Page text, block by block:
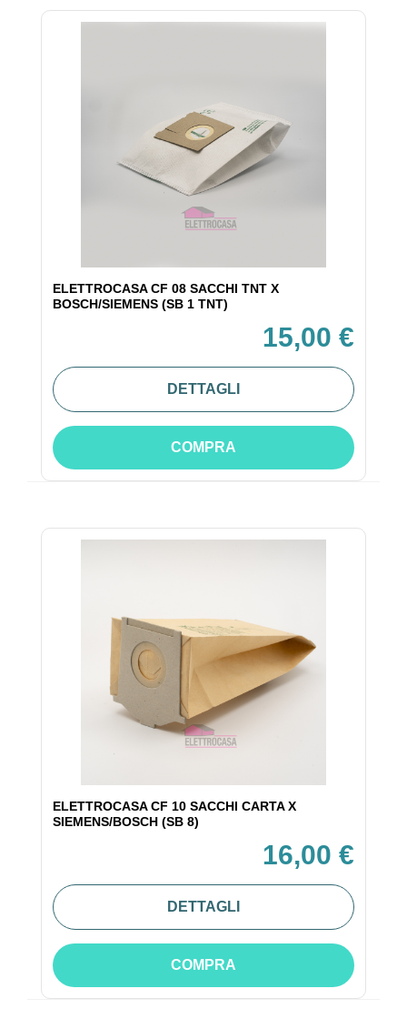
ELETTROCASA CF 08 SACCHI TNT X
BOSCH/SIEMENS (SB 1 TNT)
15,00 €
DETTAGLI
COMPRA
ELETTROCASA CF 10 SACCHI CARTA X
SIEMENS/BOSCH (SB 8)
16,00 €
DETTAGLI
COMPRA